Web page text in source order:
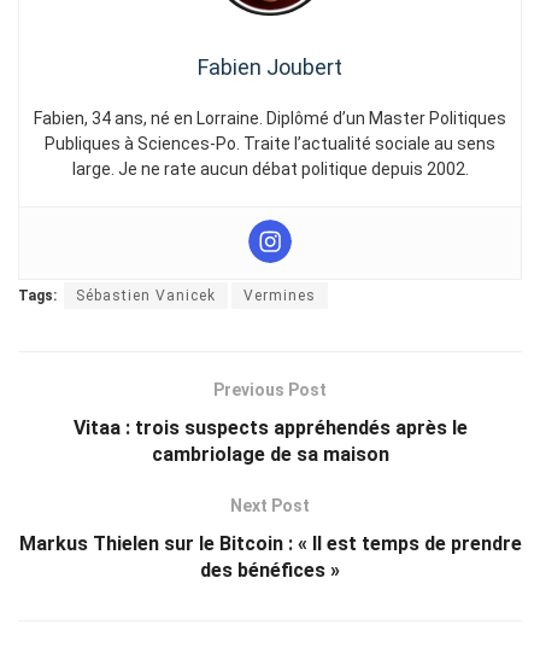
Fabien Joubert
Fabien, 34 ans, né en Lorraine. Diplômé d’un Master Politiques
Publiques à Sciences-Po. Traite l’actualité sociale au sens
large. Je ne rate aucun débat politique depuis 2002.
Tags: Sébastien Vanicek Vermines
Previous Post
Vitaa : trois suspects appréhendés après le
cambriolage de sa maison
Next Post
Markus Thielen sur le Bitcoin : « Il est temps de prendre
des bénéfices »